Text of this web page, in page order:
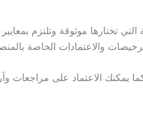
تختارها موثوقة وتلتزم